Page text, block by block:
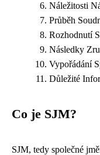
Náležitosti
Průběh
Rozhodnutí
Následky
Vypořádání
Důležité
Co je SJM?
SJM, tedy společné